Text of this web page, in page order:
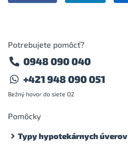
Potrebujete pomôcť?
0948 090 040
+421 948 090 051
Bežný hovor do siete O2
Pomôcky
Typy hypotekárnych úverov